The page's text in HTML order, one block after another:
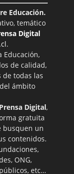
Educación.
temático
Digital
.
Educación,
de calidad,
todas las
ámbito
Digital,
gratuita
busquen un
contenidos.
ONG,
etc…